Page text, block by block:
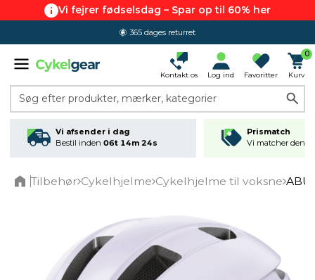
Vi fejrer fødselsdag – Spar op til 60% her
365 dages returret
Kontakt os Log ind Favoritter
0
Kurv
Søg efter produkter, mærker, kategorier
Vi afsender i dag
Bestil inden 06t 14m 23s
Prismatch
Vi matcher den
Tilbehør Cykelhjelme Cykelhjelme til voksne